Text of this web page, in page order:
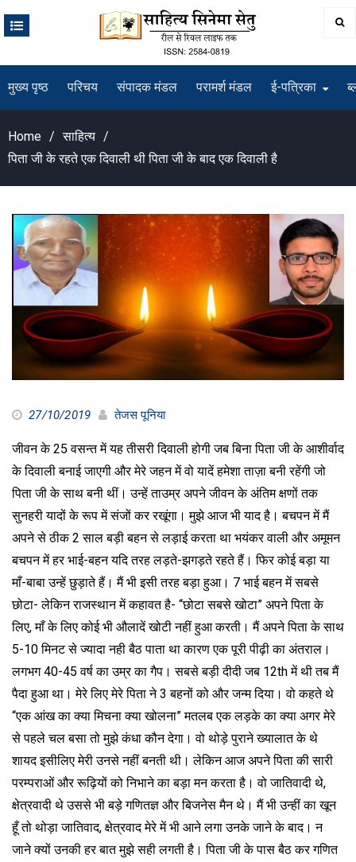
मुख्य पृष्ठ परिचय संपादक मंडल परामर्श मंडल ई-पत्रिका
Home
साहित्य
पिता जी के रहते एक दिवाली थी पिता जी के बाद एक दिवाली है
27/10/2019 तेजस पूनिया
जीवन के 25 वसन्त में यह तीसरी दिवाली होगी जब बिना पिता जी के आशीर्वाद
के दिवाली बनाई जाएगी और मेरे जहन में वो यादें हमेशा ताज़ा बनी रहेंगी जो
पिता जी के साथ बनी थीं। उन्हें ताउम्र अपने जीवन के अंतिम क्षणों तक
सुनहरी यादों के रूप में संजों कर रखूंगा। मुझे आज भी याद है। बचपन में मैं
अपने से ठीक 2 साल बड़ी बहन से लड़ाई करता था भयंकर वाली और अमूमन
बचपन में हर भाई-बहन यदि तरह लड़ते-झगड़ते रहते हैं। फिर कोई बड़ा या
माँ-बाबा उन्हें छुड़ाते हैं। मैं भी इसी तरह बड़ा हुआ। 7 भाई बहन में सबसे
छोटा- लेकिन राजस्थान में कहावत है- “छोटा सबसे खोटा” अपने पिता के
लिए, माँ के लिए कोई भी औलादें खोटी नहीं हुआ करती। मैं अपने पिता के साथ
5-10 मिनट से ज्यादा नही बैठ पाता था कारण एक पूरी पीढ़ी का अंतराल।
लगभग 40-45 वर्ष का उम्र का गैप। सबसे बड़ी दीदी जब 12th में थी तब मैं
पैदा हुआ था। मेरे लिए मेरे पिता ने 3 बहनों को और जन्म दिया। वो कहते थे
“एक आंख का क्या मिचना क्या खोलना” मतलब एक लड़के का क्या अगर मेरे
से पहले चल बसा तो मुझे कंधा कौन देगा। वो थोड़े पुराने ख्यालात के थे
शायद इसीलिए मेरी उनसे नहीं बनती थी। लेकिन आज अपने पिता की सारी
परम्पराओं और रूढ़ियों को निभाने का बड़ा मन करता है। वो जातिवादी थे,
क्षेत्रवादी थे उससे भी बड़े गणितज्ञ और बिजनेस मैन थे। मैं भी उन्हीं का खून
हूँ तो थोड़ा जातिवाद, क्षेत्रवाद मेरे में भी आने लगा उनके जाने के बाद। न
जाने क्यों उनकी हर बात मुझे सही लगती है। पिता जी के पास बैठ कर गणित